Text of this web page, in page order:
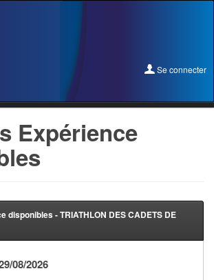
Se connecter
Club
Expérience
disponibles - TRIATHLON DES CADETS DE
08/2026